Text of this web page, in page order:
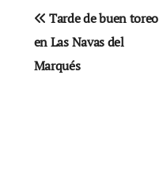
Navegación
de
entradas
Tarde de buen toreo
en Las Navas del
Marqués